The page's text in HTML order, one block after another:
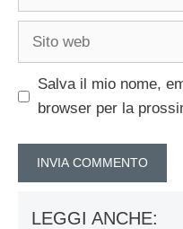
Sito
Salva il mio nome,
browser per la
LEGGI ANCHE: